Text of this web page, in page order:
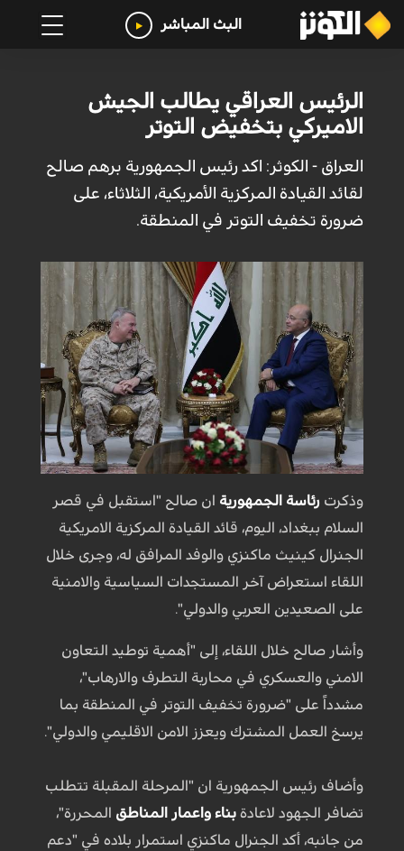
البث المباشر
الرئيس العراقي يطالب الجيش
الاميركي بتخفيض التوتر
العراق - الكوثر: اكد رئيس الجمهورية برهم صالح
لقائد القيادة المركزية الأمريكية، الثلاثاء، على
ضرورة تخفيف التوتر في المنطقة.
وذكرت رئاسة الجمهورية ان صالح "استقبل في قصر
السلام ببغداد، اليوم، قائد القيادة المركزية الامريكية
الجنرال كينيث ماكنزي والوفد المرافق له، وجرى خلال
اللقاء استعراض آخر المستجدات السياسية والامنية
على الصعيدين العربي والدولي".
وأشار صالح خلال اللقاء، إلى "أهمية توطيد التعاون
الامني والعسكري في محاربة التطرف والارهاب"،
مشدداً على "ضرورة تخفيف التوتر في المنطقة بما
يرسخ العمل المشترك ويعزز الامن الاقليمي والدولي".
وأضاف رئيس الجمهورية ان "المرحلة المقبلة تتطلب
تضافر الجهود لاعادةبناء واعمار المناطق المحررة"،
من جانبه، أكد الجنرال ماكنزي استمرار بلاده في "دعم